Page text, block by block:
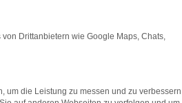
Drittanbietern wie Google Maps, Chats,
die Leistung zu messen und zu